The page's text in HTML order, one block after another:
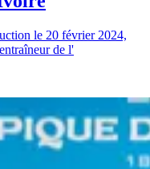
le 20 février 2024,
de l'